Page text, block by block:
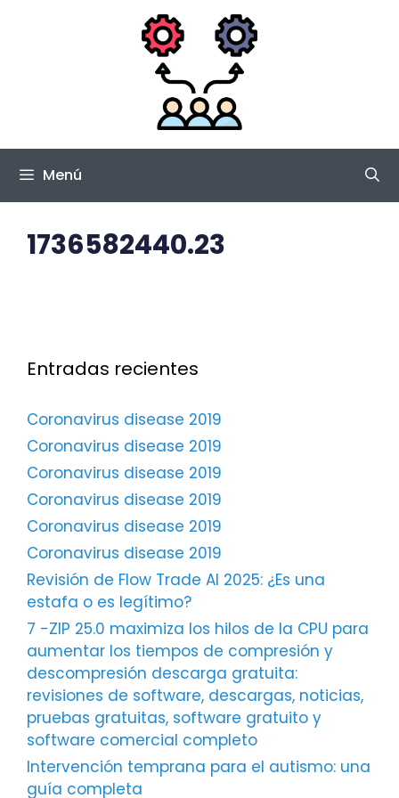
Menú
1736582440.23
Entradas recientes
Coronavirus disease 2019
Coronavirus disease 2019
Coronavirus disease 2019
Coronavirus disease 2019
Coronavirus disease 2019
Coronavirus disease 2019
Revisión de Flow Trade AI 2025: ¿Es una
estafa o es legítimo?
7 -ZIP 25.0 maximiza los hilos de la CPU para
aumentar los tiempos de compresión y
descompresión descarga gratuita:
revisiones de software, descargas, noticias,
pruebas gratuitas, software gratuito y
software comercial completo
Intervención temprana para el autismo: una
guía completa